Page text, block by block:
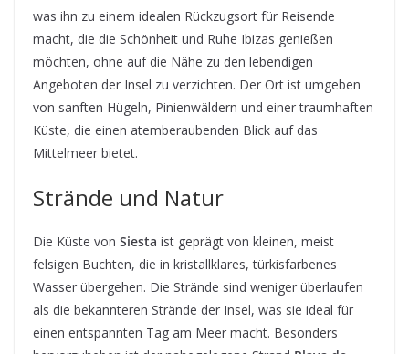
was ihn zu einem idealen Rückzugsort für Reisende
macht, die die Schönheit und Ruhe Ibizas genießen
möchten, ohne auf die Nähe zu den lebendigen
Angeboten der Insel zu verzichten. Der Ort ist umgeben
von sanften Hügeln, Pinienwäldern und einer traumhaften
Küste, die einen atemberaubenden Blick auf das
Mittelmeer bietet.
Strände und Natur
Die Küste von Siesta ist geprägt von kleinen, meist
felsigen Buchten, die in kristallklares, türkisfarbenes
Wasser übergehen. Die Strände sind weniger überlaufen
als die bekannteren Strände der Insel, was sie ideal für
einen entspannten Tag am Meer macht. Besonders